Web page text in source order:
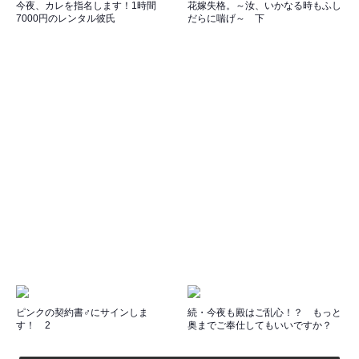
今夜、カレを指名します！1時間
7000円のレンタル彼氏
花嫁失格。～汝、いかなる時もふし
だらに喘げ～ 下
ピンクの契約書♂にサインしま
す！ 2
続・今夜も殿はご乱心！？ もっと
奥までご奉仕してもいいですか？